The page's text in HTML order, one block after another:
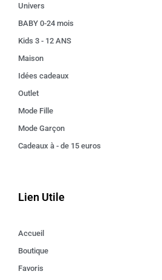
Univers
BABY 0-24 mois
Kids 3 - 12 ANS
Maison
Idées cadeaux
Outlet
Mode Fille
Mode Garçon
Cadeaux à - de 15 euros
Lien Utile
Accueil
Boutique
Favoris